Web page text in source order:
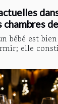
chambres
bébé est
elle